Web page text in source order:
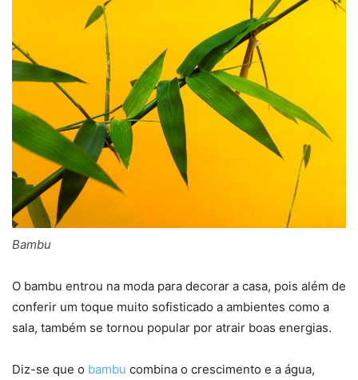
Bambu
O bambu entrou na moda para decorar a casa, pois além de
conferir um toque muito sofisticado a ambientes como a
sala, também se tornou popular por atrair boas energias.
Diz-se que o bambu combina o crescimento e a água,